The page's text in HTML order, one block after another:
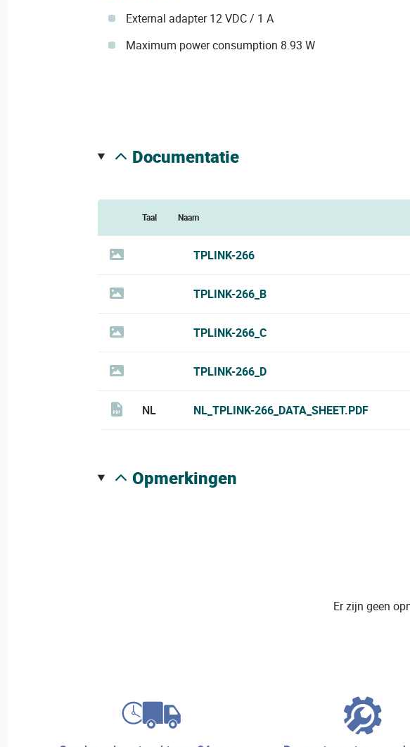
External adapter 12 VDC / 1 A
Maximum power consumption 8.93 W
documentatie
Taal Naam
TPLINK-266
TPLINK-266_B
TPLINK-266_C
TPLINK-266_D
NL NL_TPLINK-266_DATA_SHEET.PDF
opmerkingen
Er zijn geen